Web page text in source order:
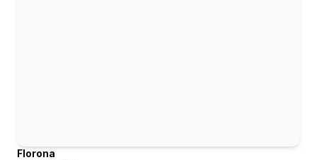
Florona